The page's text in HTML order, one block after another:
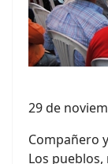
29 de
Compañero
Los